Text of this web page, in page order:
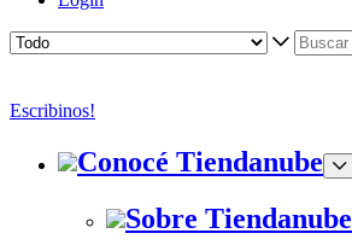
Escribinos!
Conocé Tiendanube
Sobre Tiendanube